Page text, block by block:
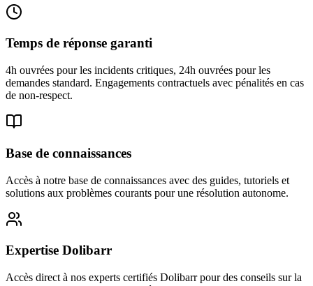
Temps de réponse garanti
4h ouvrées pour les incidents critiques, 24h ouvrées pour les
demandes standard. Engagements contractuels avec pénalités en cas
de non-respect.
Base de connaissances
Accès à notre base de connaissances avec des guides, tutoriels et
solutions aux problèmes courants pour une résolution autonome.
Expertise Dolibarr
Accès direct à nos experts certifiés Dolibarr pour des conseils sur la